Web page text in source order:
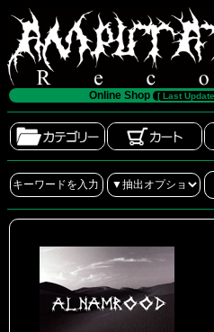
Online Shop [ Last